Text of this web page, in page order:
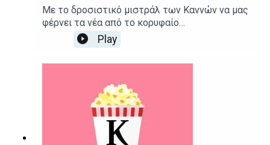
Με το δροσιστικό μιστράλ των Καννών να μας
φέρνει τα νέα από το κορυφαίο
κινηματογραφικό φεστιβάλ, το Stream and
Cinema συστήνει ακόμα τις νέες ταινίες και
Αλεξάνδρα ΣκαράκηΕπιμέλεια παραγωγής: Urbi
Play